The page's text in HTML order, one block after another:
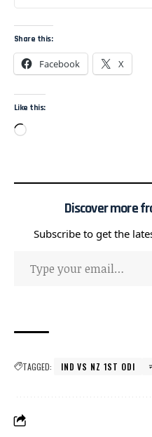
Share this:
Facebook X
Like this:
Discover more
Subscribe to get the
TAGGED: IND VS NZ 1ST ODI